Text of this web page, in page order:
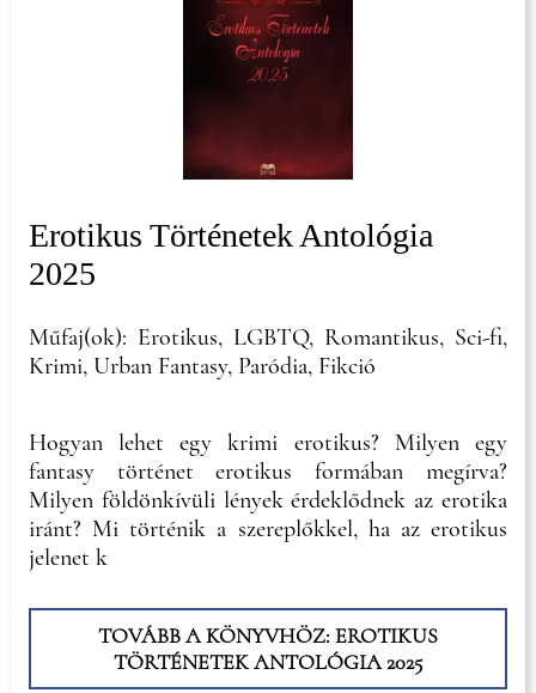
Erotikus Történetek Antológia
2025
Műfaj(ok): Erotikus, LGBTQ, Romantikus, Sci-fi,
Krimi, Urban Fantasy, Paródia, Fikció
Hogyan lehet egy krimi erotikus? Milyen egy
fantasy történet erotikus formában megírva?
Milyen földönkívüli lények érdeklődnek az erotika
iránt? Mi történik a szereplőkkel, ha az erotikus
jelenet k
TOVÁBB A KÖNYVHÖZ: EROTIKUS
TÖRTÉNETEK ANTOLÓGIA 2025